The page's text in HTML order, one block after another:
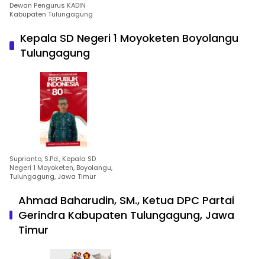
Dewan Pengurus KADIN
Kabupaten Tulungagung
Kepala SD Negeri 1 Moyoketen Boyolangu
Tulungagung
Suprianto, S.Pd., Kepala SD
Negeri 1 Moyoketen, Boyolangu,
Tulungagung, Jawa Timur
Ahmad Baharudin, SM., Ketua DPC Partai
Gerindra Kabupaten Tulungagung, Jawa
Timur